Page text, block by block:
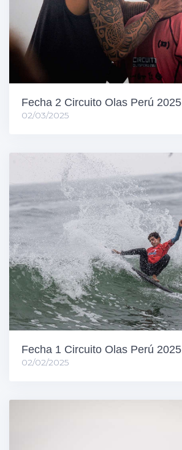
Fecha 2 Circuito Olas Perú 2025
02/03/2025
Fecha 1 Circuito Olas Perú 2025
02/02/2025